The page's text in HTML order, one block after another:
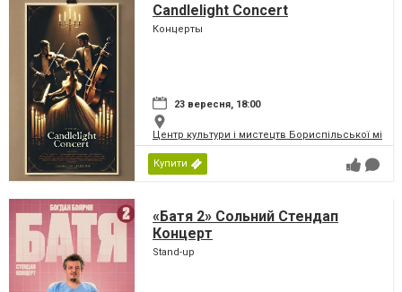
Candlelight Concert
Концерты
23 вересня, 18:00
Центр культури і мистецтв Бориспільської
Купити
«Батя 2» Сольний Стендап
Концерт
Stand-up